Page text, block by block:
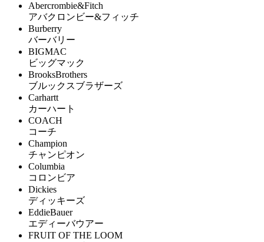
Abercrombie&Fitch
アバクロンビー&フィッチ
Burberry
バーバリー
BIGMAC
ビッグマック
BrooksBrothers
ブルックスブラザーズ
Carhartt
カーハート
COACH
コーチ
Champion
チャンピオン
Columbia
コロンビア
Dickies
ディッキーズ
EddieBauer
エディーバウアー
FRUIT OF THE LOOM